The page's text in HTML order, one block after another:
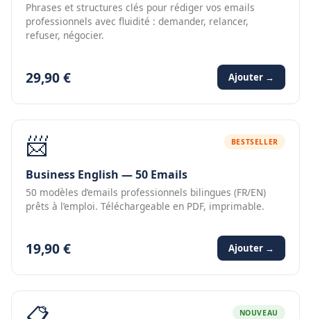
Phrases et structures clés pour rédiger vos emails
professionnels avec fluidité : demander, relancer,
refuser, négocier.
29,90 € Ajouter →
📨 BESTSELLER
Business English — 50 Emails
50 modèles d’emails professionnels bilingues (FR/EN)
prêts à l’emploi. Téléchargeable en PDF, imprimable.
19,90 € Ajouter →
NOUVEAU